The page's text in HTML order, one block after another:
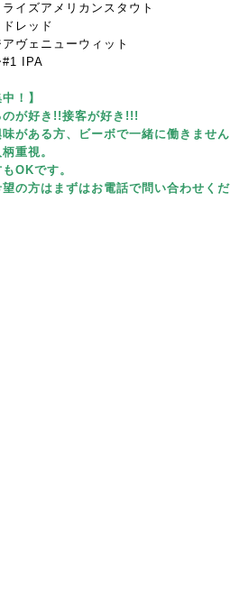
イズアメリカンスタウト
レッド
ヴェニューウィット
#1 IPA
！】
のが好き!!接客が好き!!!
がある方、ビーボで一緒に働きませ
重視。
OKです。
の方はまずはお電話で問い合わせく